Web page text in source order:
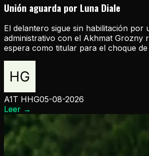
Unión aguarda por Luna Diale
El delantero sigue sin habilitación por
administrativo con el Akhmat Grozny
espera como titular para el choque de
A1T HHG05-08-2026
Leer →